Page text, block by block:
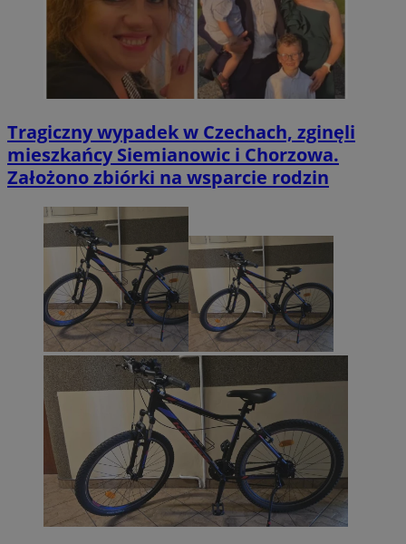
Tragiczny wypadek w Czechach, zginęli
mieszkańcy Siemianowic i Chorzowa.
Założono zbiórki na wsparcie rodzin